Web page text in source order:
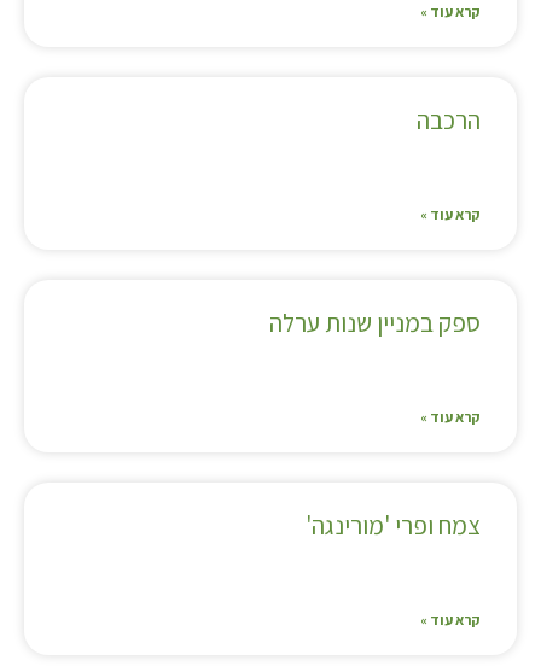
קרא עוד »
הרכבה
קרא עוד »
ספק במניין שנות ערלה
קרא עוד »
צמח ופרי 'מורינגה'
קרא עוד »